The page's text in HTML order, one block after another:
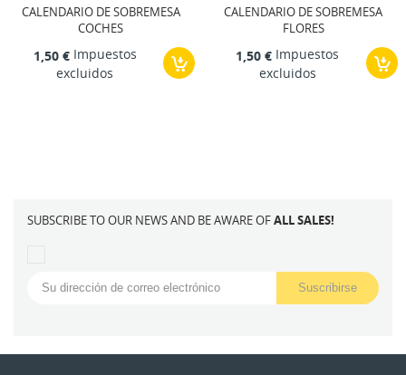
CALENDARIO DE SOBREMESA
COCHES
1,50 €Impuestos
excluidos
CALENDARIO DE SOBREMESA
FLORES
1,50 € Impuestos
excluidos
SUBSCRIBE TO OUR NEWS AND BE AWARE OFALL SALES!